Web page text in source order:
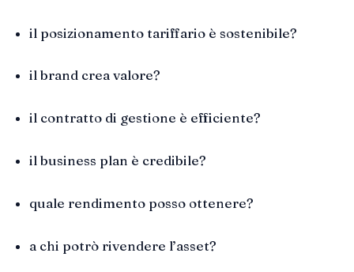
il posizionamento tariffario è sostenibile?
il brand crea valore?
il contratto di gestione è efficiente?
il business plan è credibile?
quale rendimento posso ottenere?
a chi potrò rivendere l’asset?